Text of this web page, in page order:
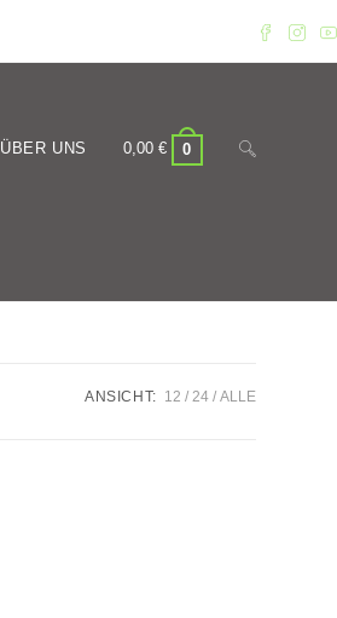
ÜBER UNS 0,00 € 0 Website-
ANSICHT: 12 24 ALLE